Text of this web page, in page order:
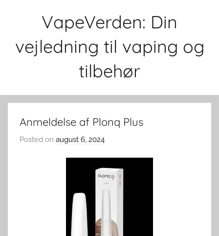
VapeVerden: Din
vejledning til vaping og
tilbehør
Anmeldelse af Plonq Plus
Posted on august 6, 2024
a